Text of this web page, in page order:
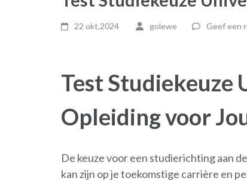
22 okt,2024 golewe Geef een
Test Studiekeuze
Opleiding voor
De keuze voor een studierichting aan
kan zijn op je toekomstige carrière en